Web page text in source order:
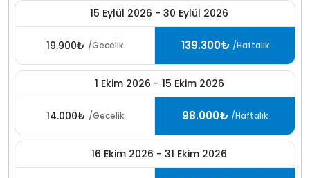
15 Eylül 2026 - 30 Eylül 2026
19.900₺ /Gecelik 139.300₺ /Haftalık
1 Ekim 2026 - 15 Ekim 2026
14.000₺ /Gecelik 98.000₺ /Haftalık
16 Ekim 2026 - 31 Ekim 2026